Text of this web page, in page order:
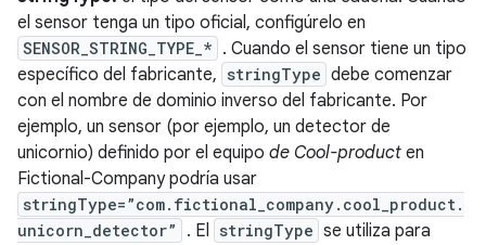
el sensor tenga un tipo oficial, configúrelo en
SENSOR_STRING_TYPE_* . Cuando el sensor tiene un tipo
específico del fabricante, stringType debe comenzar
con el nombre de dominio inverso del fabricante. Por
ejemplo, un sensor (por ejemplo, un detector de
unicornio) definido por el equipo de Cool-product en
Fictional-Company podría usar
stringType=”com.fictional_company.cool_product.
unicorn_detector”
. El stringType se utiliza para